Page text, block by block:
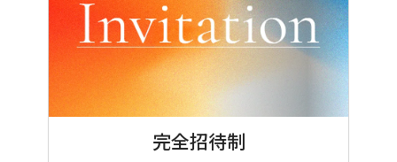
完全招待制